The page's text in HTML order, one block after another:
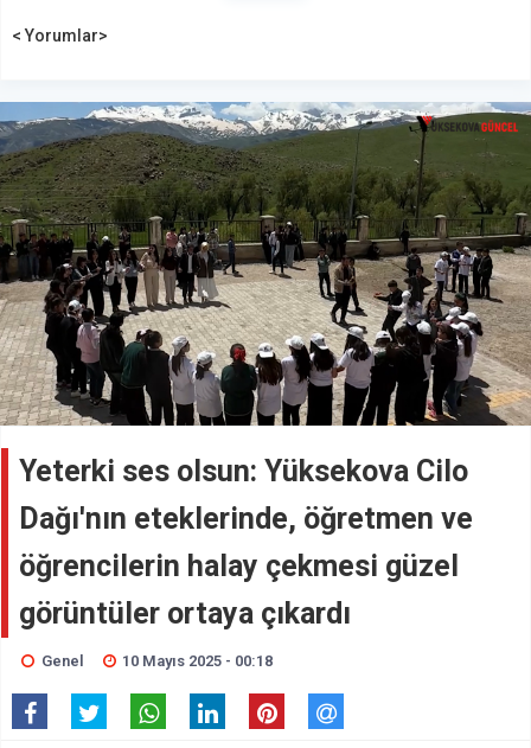
< Yorumlar>
Yeterki ses olsun: Yüksekova Cilo
Dağı'nın eteklerinde, öğretmen ve
öğrencilerin halay çekmesi güzel
görüntüler ortaya çıkardı
Genel 10 Mayıs 2025 - 00:18